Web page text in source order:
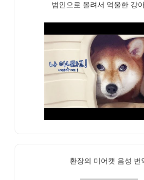
범인으로 몰려서 억울한 강
환장의 미어캣 음성 번